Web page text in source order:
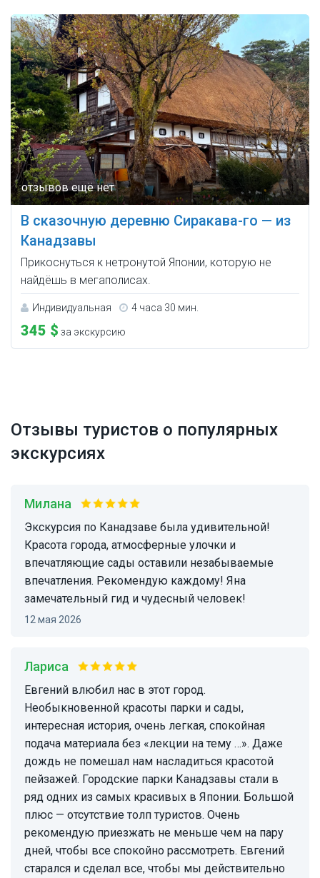
В сказочную деревню Сиракава-го — из
Канадзавы
Прикоснуться к нетронутой Японии, которую не
найдёшь в мегаполисах.
Индивидуальная 4 часа 30 мин.
345 $ за экскурсию
Отзывы туристов о популярных
экскурсиях
Милана
Экскурсия по Канадзаве была удивительной!
Красота города, атмосферные улочки и
впечатляющие сады оставили незабываемые
впечатления. Рекомендую каждому! Яна
замечательный гид и чудесный человек!
12 мая 2026
Лариса
Евгений влюбил нас в этот город.
Необыкновенной красоты парки и сады,
интересная история, очень легкая, спокойная
подача материала без «лекции на тему …». Даже
дождь не помешал нам насладиться красотой
пейзажей. Городские парки Канадзавы стали в
ряд одних из самых красивых в Японии. Большой
плюс — отсутствие толп туристов. Очень
рекомендую приезжать не меньше чем на пару
дней, чтобы все спокойно рассмотреть. Евгений
старался и сделал все, чтобы мы действительно